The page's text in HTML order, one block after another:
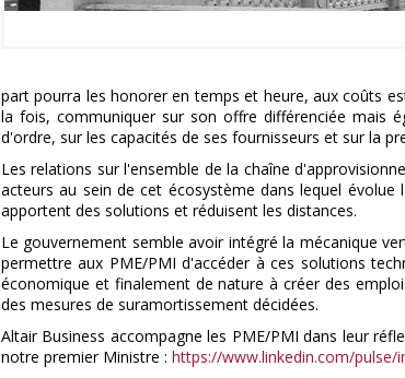
part pourra les honorer en temps et heure, aux coûts
la fois, communiquer sur son offre différenciée mais
d'ordre, sur les capacités de ses fournisseurs et sur la
Les relations sur l'ensemble de la chaîne
acteurs au sein de cet écosystème dans lequel
apportent des solutions et réduisent les distances.
Le gouvernement semble avoir intégré la mécanique
permettre aux PME/PMI d'accéder à ces solutions
économique et finalement de nature à créer des
des mesures de suramortissement décidées.
Altair Business accompagne les PME/PMI dans leur
notre premier Ministre : https://www.linkedin.com/